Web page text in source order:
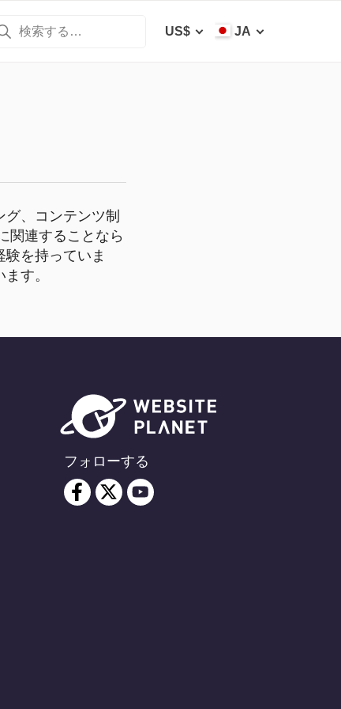
US$ JA
、コンテンツ制
関連することなら
を持っていま
す。
フォローする